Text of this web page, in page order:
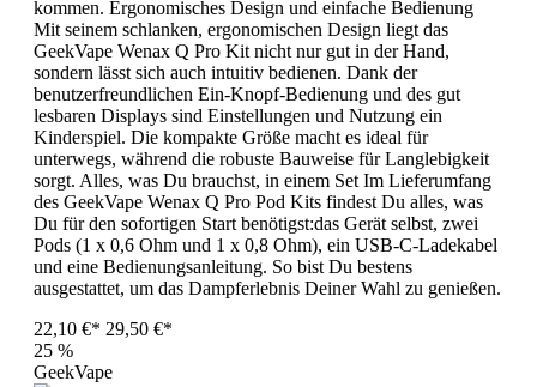
kommen. Ergonomisches Design und einfache Bedienung
Mit seinem schlanken, ergonomischen Design liegt das
GeekVape Wenax Q Pro Kit nicht nur gut in der Hand,
sondern lässt sich auch intuitiv bedienen. Dank der
benutzerfreundlichen Ein-Knopf-Bedienung und des gut
lesbaren Displays sind Einstellungen und Nutzung ein
Kinderspiel. Die kompakte Größe macht es ideal für
unterwegs, während die robuste Bauweise für Langlebigkeit
sorgt. Alles, was Du brauchst, in einem Set Im Lieferumfang
des GeekVape Wenax Q Pro Pod Kits findest Du alles, was
Du für den sofortigen Start benötigst:das Gerät selbst, zwei
Pods (1 x 0,6 Ohm und 1 x 0,8 Ohm), ein USB-C-Ladekabel
und eine Bedienungsanleitung. So bist Du bestens
ausgestattet, um das Dampferlebnis Deiner Wahl zu genießen.
22,10 €* 29,50 €*
25 %
GeekVape